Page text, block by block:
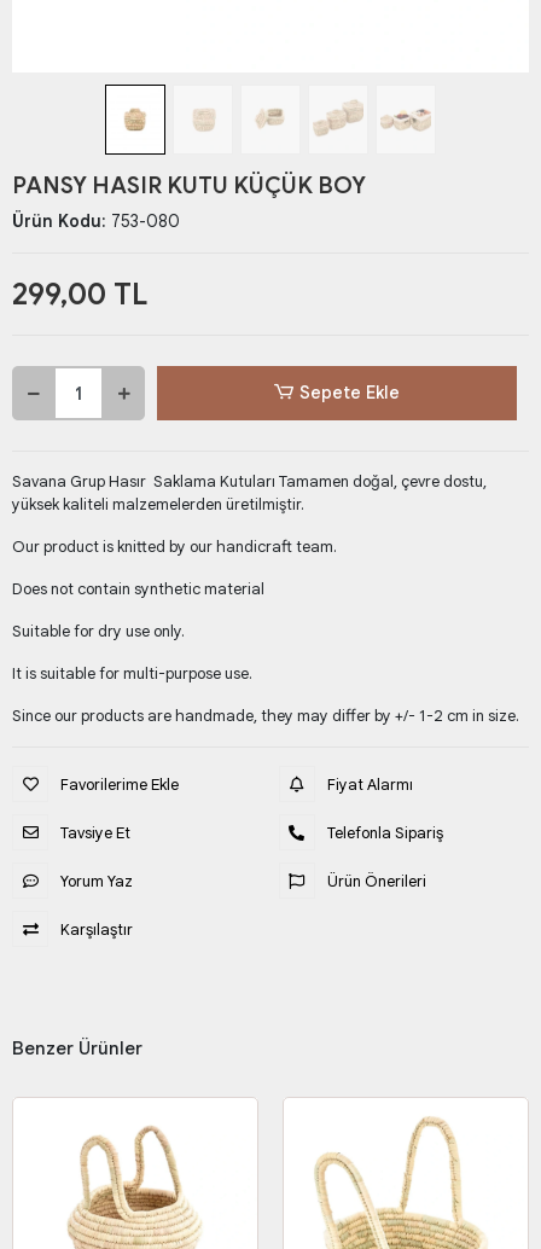
PANSY HASIR KUTU KÜÇÜK BOY
Ürün Kodu: 753-080
299,00 TL
Sepete Ekle
Savana Grup Hasır Saklama Kutuları Tamamen doğal, çevre dostu,
yüksek kaliteli malzemelerden üretilmiştir.
Our product is knitted by our handicraft team.
Does not contain synthetic material
Suitable for dry use only.
It is suitable for multi-purpose use.
Since our products are handmade, they may differ by +/- 1-2 cm in size.
Favorilerime Ekle
Tavsiye Et
Yorum Yaz
Karşılaştır
Fiyat Alarmı
Telefonla Sipariş
Ürün Önerileri
Benzer Ürünler